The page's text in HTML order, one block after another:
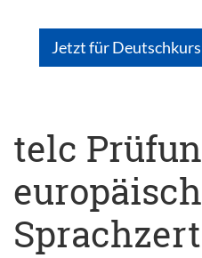
Jetzt für
telc